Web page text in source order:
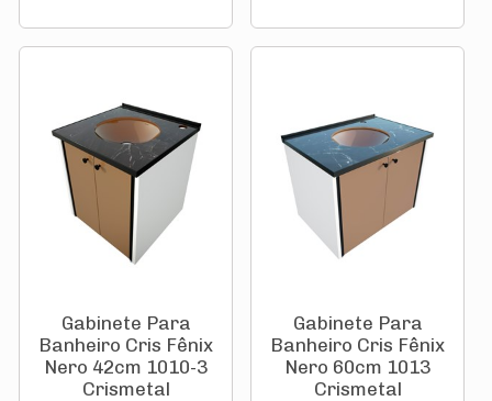
Gabinete Para
Banheiro Cris Fênix
Nero 42cm 1010-3
Crismetal
Gabinete Para
Banheiro Cris Fênix
Nero 60cm 1013
Crismetal